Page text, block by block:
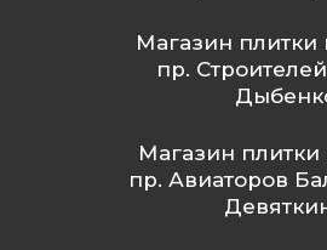
Магазин плитки
пр.
Магазин
пр. Авиаторов